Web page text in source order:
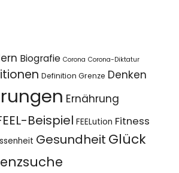
Biografie Corona Corona-Diktatur
Definition Grenze Denken
Ernährung
Beispiel FEELution Fitness
Gesundheit Glück